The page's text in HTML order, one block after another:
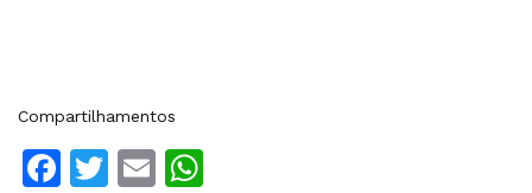
Compartilhamentos
Facebook
Twitter
Email